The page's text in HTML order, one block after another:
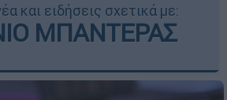
και ειδήσεις σχετικά με:
ΜΠΑΝΤΕΡΑΣ